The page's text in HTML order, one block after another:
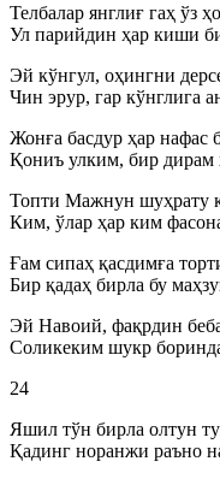
Телбалар янглиғ гаҳ ўз
Ул парийдин ҳар киши
Эй кўнгул, оҳингни
Чин эрур, гар кўнглига
Жонға басдур ҳар нафас
Қониъ улким, бир дирам
Топти Мажнун шуҳрату
Ким, ўлар ҳар ким
Ғам сипаҳ қасдимға
Бир қадаҳ бирла бу
Эй Навоий, фақрдин
Соликеким шукр
24
Яшил тўн бирла олтун
Қадинг норанжи раъно